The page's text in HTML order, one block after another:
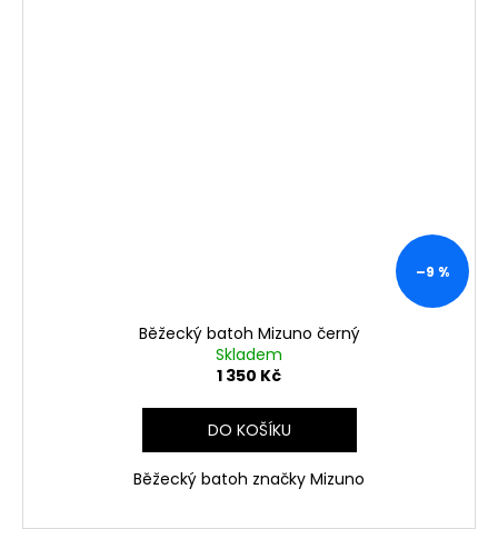
–9 %
Běžecký batoh Mizuno černý
Skladem
1 350 Kč
DO KOŠÍKU
Běžecký batoh značky Mizuno